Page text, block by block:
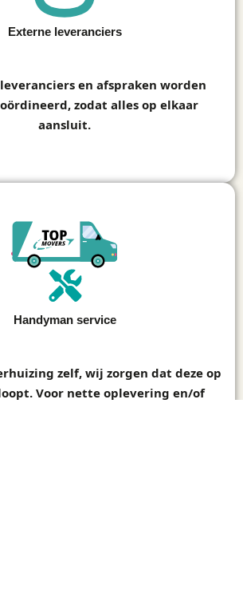
Externe leveranciers
en afspraken worden
zodat alles op elkaar
aansluit.
Handyman service
zelf, wij zorgen dat deze op
Voor nette oplevering en/of